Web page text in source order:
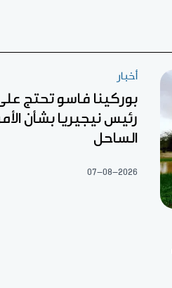
أخبار
بوركينا فاسو تحتج
رئيس نيجيريا بشأن
الساحل
07-08-2026